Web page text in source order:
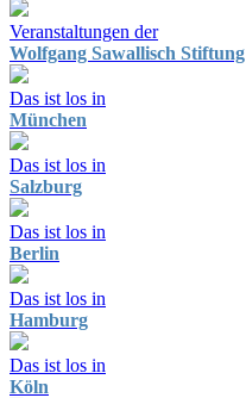
Veranstaltungen der
Wolfgang Sawallisch Stiftung
Das ist los in
München
Das ist los in
Salzburg
Das ist los in
Berlin
Das ist los in
Hamburg
Das ist los in
Köln